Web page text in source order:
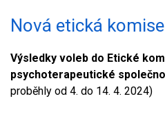
Nová etická
Výsledky voleb do Etické
psychoterapeutické
proběhly od 4. do 14. 4. 2024)